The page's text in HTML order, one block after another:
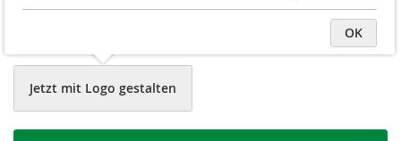
Jetzt mit Logo gestalten
OK